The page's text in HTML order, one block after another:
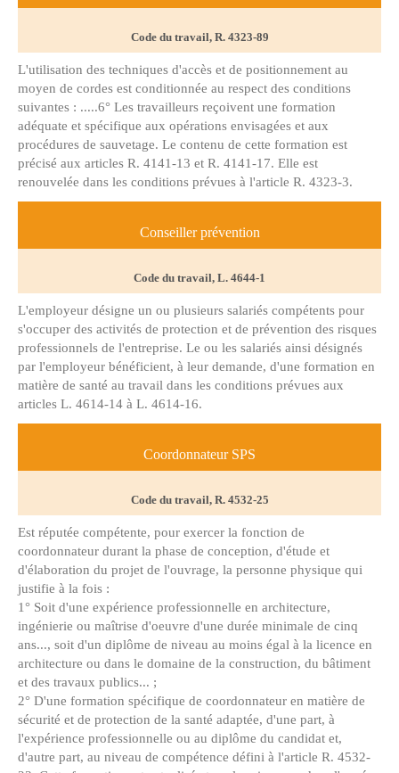
Code du travail, R. 4323-89
L'utilisation des techniques d'accès et de positionnement au
moyen de cordes est conditionnée au respect des conditions
suivantes : .....6° Les travailleurs reçoivent une formation
adéquate et spécifique aux opérations envisagées et aux
procédures de sauvetage. Le contenu de cette formation est
précisé aux articles R. 4141-13 et R. 4141-17. Elle est
renouvelée dans les conditions prévues à l'article R. 4323-3.
Conseiller prévention
Code du travail, L. 4644-1
L'employeur désigne un ou plusieurs salariés compétents pour
s'occuper des activités de protection et de prévention des risques
professionnels de l'entreprise. Le ou les salariés ainsi désignés
par l'employeur bénéficient, à leur demande, d'une formation en
matière de santé au travail dans les conditions prévues aux
articles L. 4614-14 à L. 4614-16.
Coordonnateur SPS
Code du travail, R. 4532-25
Est réputée compétente, pour exercer la fonction de
coordonnateur durant la phase de conception, d'étude et
d'élaboration du projet de l'ouvrage, la personne physique qui
justifie à la fois :
1° Soit d'une expérience professionnelle en architecture,
ingénierie ou maîtrise d'oeuvre d'une durée minimale de cinq
ans..., soit d'un diplôme de niveau au moins égal à la licence en
architecture ou dans le domaine de la construction, du bâtiment
et des travaux publics... ;
2° D'une formation spécifique de coordonnateur en matière de
sécurité et de protection de la santé adaptée, d'une part, à
l'expérience professionnelle ou au diplôme du candidat et,
d'autre part, au niveau de compétence défini à l'article R. 4532-